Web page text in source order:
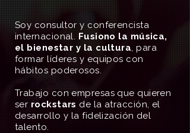
Soy consultor y conferencista
internacional. Fusiono la música,
el bienestar y la cultura, para
formar líderes y equipos con
hábitos poderosos.
Trabajo con empresas que quieren
ser rockstars de la atracción, el
desarrollo y la fidelización del
talento.